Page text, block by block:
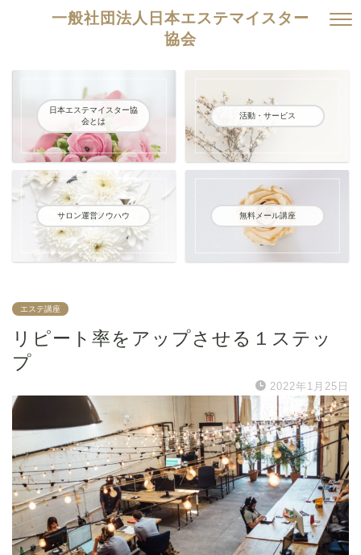
一般社団法人日本エステマイスター
協会
日本エステマイスター協
会とは
活動・サービス
サロン運営ノウハウ 無料メール講座
エステ講座
リピート率をアップさせる１ステッ
プ
2022年1月25日